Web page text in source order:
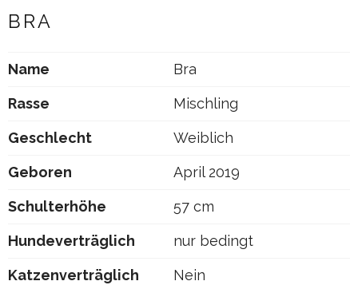
BRA
Name Bra
Rasse Mischling
Geschlecht Weiblich
Geboren April 2019
Schulterhöhe 57 cm
Hundeverträglich nur bedingt
Katzenverträglich Nein